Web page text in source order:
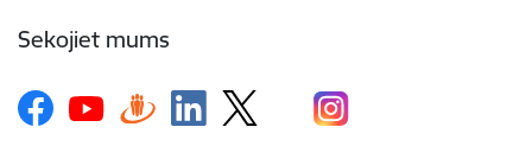
Sekojiet mums